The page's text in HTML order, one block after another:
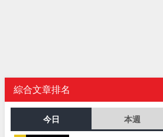
綜合文章排名
今日 本週